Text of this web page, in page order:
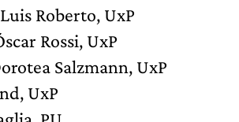
Roberto, UxP
Rossi, UxP
Salzmann, UxP
UxP